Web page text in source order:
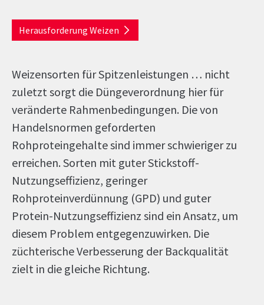
Herausforderung Weizen
Weizensorten für Spitzenleistungen … nicht
zuletzt sorgt die Düngeverordnung hier für
veränderte Rahmenbedingungen. Die von
Handelsnormen geforderten
Rohproteingehalte sind immer schwieriger zu
erreichen. Sorten mit guter Stickstoff-
Nutzungseffizienz, geringer
Rohproteinverdünnung (GPD) und guter
Protein-Nutzungseffizienz sind ein Ansatz, um
diesem Problem entgegenzuwirken. Die
züchterische Verbesserung der Backqualität
zielt in die gleiche Richtung.